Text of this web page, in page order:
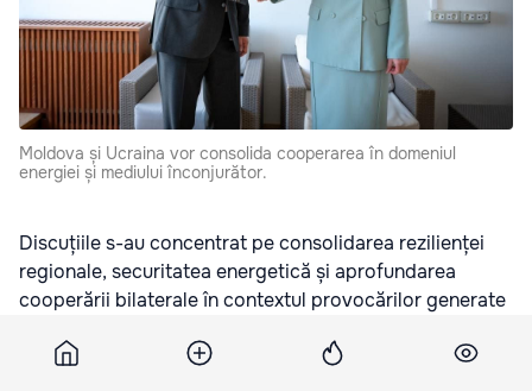
Moldova și Ucraina vor consolida cooperarea în domeniul
energiei și mediului înconjurător.
Discuțiile s-au concentrat pe consolidarea rezilienței
regionale, securitatea energetică și aprofundarea
cooperării bilaterale în contextul provocărilor generate